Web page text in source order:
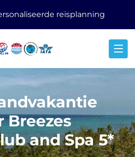
reisplanning
Breezes
and Spa 5*